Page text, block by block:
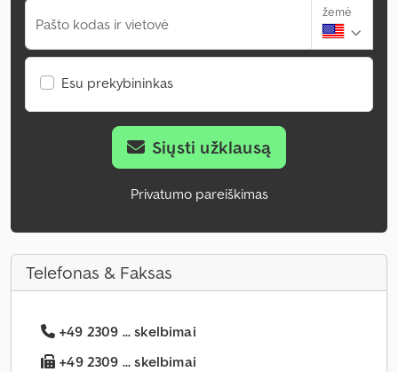
Pašto kodas ir vietovė
žemė
Esu prekybininkas
Siųsti užklausą
Privatumo pareiškimas
Telefonas & Faksas
+49 2309 ... skelbimai
+49 2309 ... skelbimai